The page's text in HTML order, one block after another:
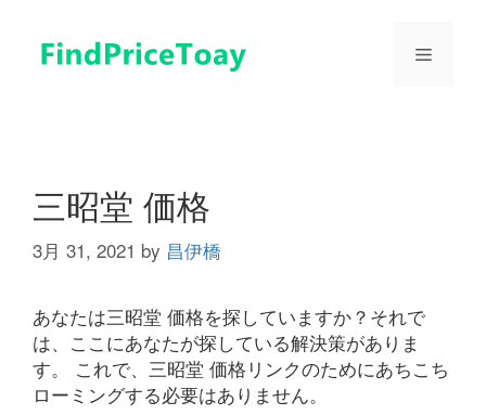
メ
三昭堂 価格
3月 31, 2021 by 昌伊橋
あなたは三昭堂 価格を探していますか？それで
は、ここにあなたが探している解決策がありま
す。 これで、三昭堂 価格リンクのためにあちこち
ローミングする必要はありません。